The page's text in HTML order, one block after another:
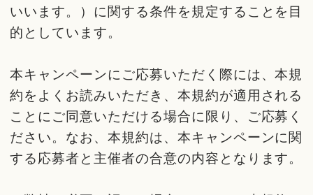
いいます。）に関する条件を規定することを目
的としています。
本キャンペーンにご応募いただく際には、本規
約をよくお読みいただき、本規約が適用される
ことにご同意いただける場合に限り、ご応募く
ださい。なお、本規約は、本キャンペーンに関
する応募者と主催者の合意の内容となります。